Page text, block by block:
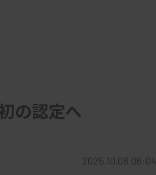
の認定へ
2025.10.08 06:04